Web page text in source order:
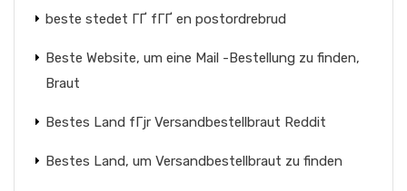
beste stedet ГҐ fГҐ en postordrebrud
Beste Website, um eine Mail -Bestellung zu finden,
Braut
Bestes Land fГјr Versandbestellbraut Reddit
Bestes Land, um Versandbestellbraut zu finden